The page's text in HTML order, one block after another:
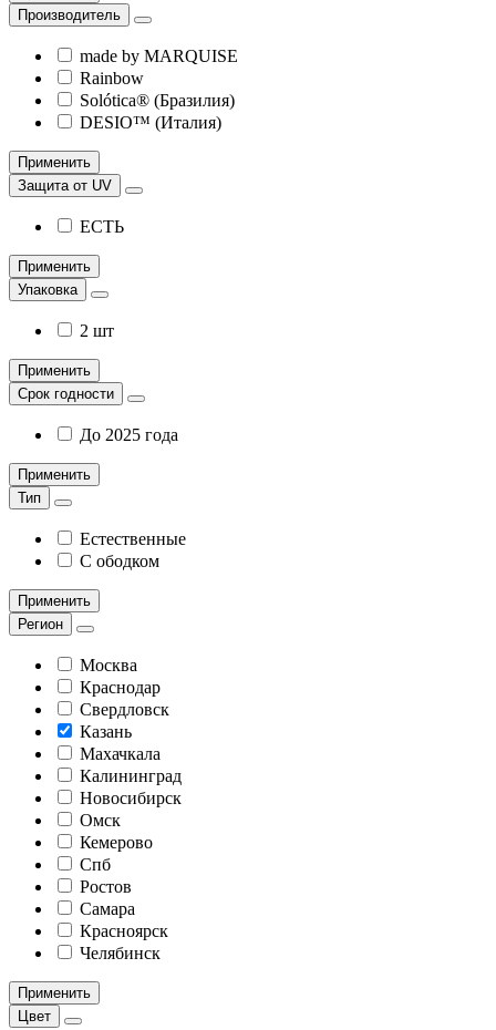
Производитель
made by MARQUISE
Rainbow
Solótica® (Бразилия)
DESIO™ (Италия)
Применить
Защита от UV
ЕСТЬ
Применить
Упаковка
2 шт
Применить
Срок годности
До 2025 года
Применить
Тип
Естественные
С ободком
Применить
Регион
Москва
Краснодар
Свердловск
Казань
Махачкала
Калининград
Новосибирск
Омск
Кемерово
Спб
Ростов
Самара
Красноярск
Челябинск
Применить
Цвет